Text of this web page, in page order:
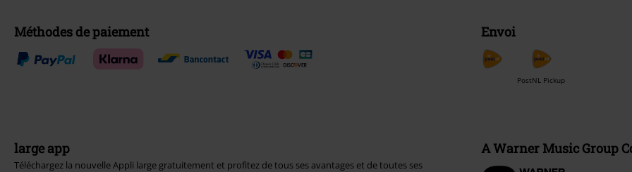
Méthodes de paiement Envoi
PostNL Pickup
large app
Téléchargez la nouvelle Appli large gratuitement et profitez de tous ses avantages et de toutes ses
A Warner Music Group